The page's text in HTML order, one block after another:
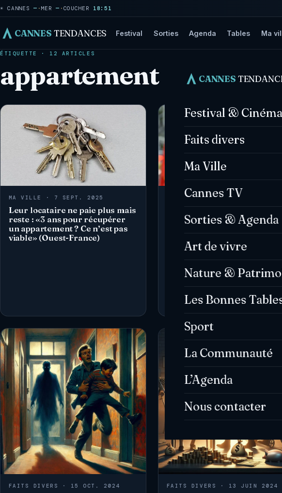
☀ CANNES— · MER— · COUCHER 18:51
CANNES TENDANCES Festival Sorties Agenda Tables Ma
CANNES
Festival & Cinéma
Faits divers
Ma Ville
Cannes TV
Sorties & Agenda
Art de vivre
Nature &
Les Bonnes
Sport
La Communauté
L’Agenda
Nous contacter
ÉTIQUETTE · 12 ARTICLES
appartement
MA VILLE · 7 SEPT. 2025
Leur locataire ne paie plus mais
reste : «3 ans pour récupérer
un appartement ? Ce n’est pas
viable» (Ouest-France)
MA VILLE · 14 AOÛT 2025
Un tir de mortier finit sur
balcon, l’appartement d’une
retraitée de 93 ans détruit à
FAITS DIVERS · 15 OCT. 2024 FAITS DIVERS · 13 JUIN 2024